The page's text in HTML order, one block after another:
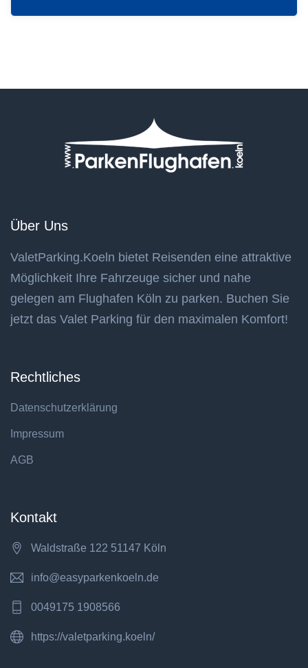
Über Uns
ValetParking.Koeln bietet Reisenden eine attraktive
Möglichkeit Ihre Fahrzeuge sicher und nahe
gelegen am Flughafen Köln zu parken. Buchen Sie
jetzt das Valet Parking für den maximalen Komfort!
Rechtliches
Datenschutzerklärung
Impressum
AGB
Kontakt
Waldstraße 122 51147 Köln
info@easyparkenkoeln.de
0049175 1908566
https://valetparking.koeln/